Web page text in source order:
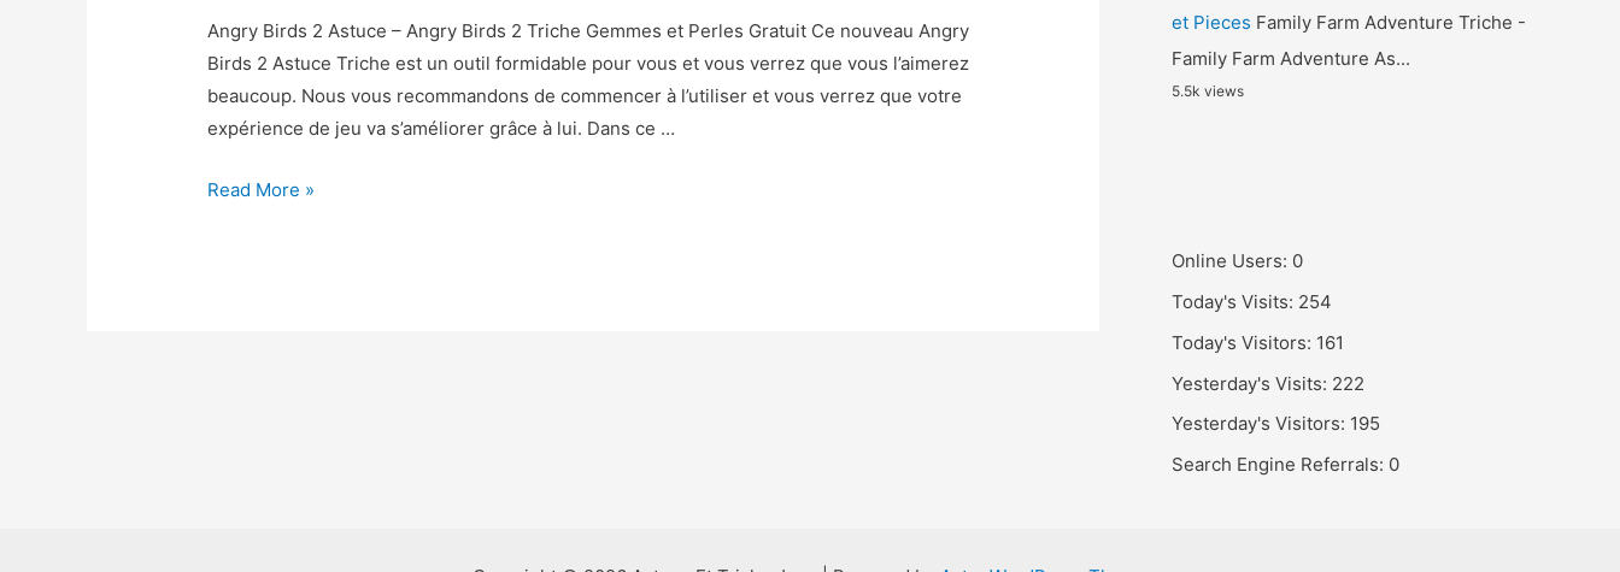
Angry Birds 2 Astuce – Angry Birds 2 Triche Gemmes et Perles Gratuit Ce nouveau Angry
Birds 2 Astuce Triche est un outil formidable pour vous et vous verrez que vous l’aimerez
beaucoup. Nous vous recommandons de commencer à l’utiliser et vous verrez que votre
expérience de jeu va s’améliorer grâce à lui. Dans ce …
Angry
Read More »
et Pieces Family Farm Adventure Triche -
Family Farm Adventure As...
5.5k views
Online Users: 0
Today's Visits: 254
Today's Visitors: 161
Yesterday's Visits: 222
Yesterday's Visitors: 195
Search Engine Referrals: 0